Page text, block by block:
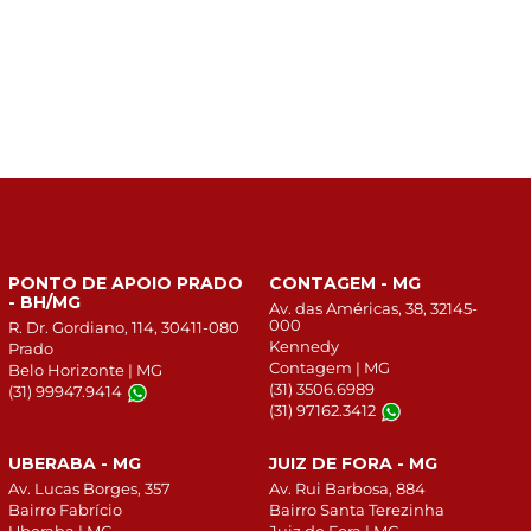
PONTO DE APOIO PRADO
- BH/MG
R. Dr. Gordiano, 114, 30411-080
Prado
Belo Horizonte | MG
(31) 99947.9414
CONTAGEM - MG
Av. das Américas, 38, 32145-
000
Kennedy
Contagem | MG
(31) 3506.6989
(31) 97162.3412
UBERABA - MG
Av. Lucas Borges, 357
Bairro Fabrício
JUIZ DE FORA - MG
Av. Rui Barbosa, 884
Bairro Santa Terezinha